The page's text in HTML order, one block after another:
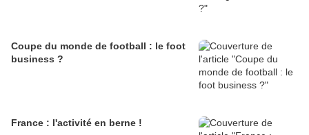
Coupe du monde de football : le foot
business ?
France : l'activité en berne !